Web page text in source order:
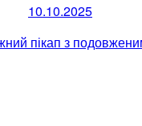
10.10.2025
пікап з